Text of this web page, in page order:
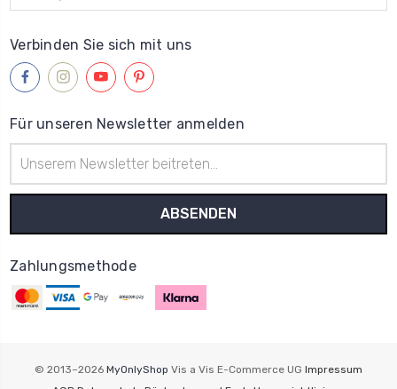
Verbinden Sie sich mit uns
Für unseren Newsletter anmelden
Mail-
Adresse
Zahlungsmethode
© 2013–2026 MyOnlyShop Vis a Vis E-Commerce UG Impressum